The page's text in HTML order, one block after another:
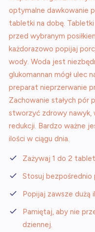
optymalne dawkowanie
tabletki na dobę.
przed wybranym
każdorazowo popijaj
wody. Woda jest
glukomannan mógł ulec
preparat nieprzerwanie
Zachowanie stałych pór
stworzyć zdrowy nawyk,
redukcji. Bardzo ważne
ilości w ciągu dnia.
Zażywaj 1 do 2
Stosuj bezpośrednio
Popijaj zawsze dużą
Pamiętaj, aby nie
dziennej.